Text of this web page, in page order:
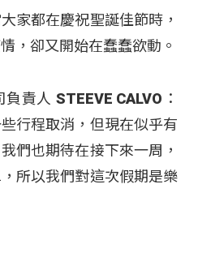
家都在慶祝聖誕佳節時，
，卻又開始在蠢蠢欲動。
責人 STEEVE CALVO：
行程取消，但現在似乎有
們也期待在接下來一周，
所以我們對這次假期是樂